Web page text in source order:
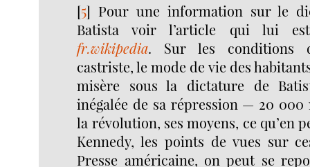
[5] Pour une information sur le
Batista voir l’article qui lui
fr.wikipedia. Sur les conditions
castriste, le mode de vie des
misère sous la dictature de
inégalée de sa répression — 20
la révolution, ses moyens, ce qu’en
Kennedy, les points de vues sur
Presse américaine, on peut se